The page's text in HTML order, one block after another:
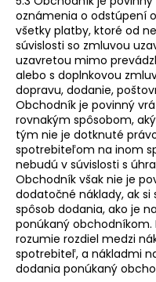
oznámenia o odstúpení
všetky platby, ktoré od
súvislosti so zmluvou
uzavretou mimo
alebo s doplnkovou
dopravu, dodanie,
Obchodník je povinný
rovnakým spôsobom,
tým nie je dotknuté
spotrebiteľom na inom
nebudú v súvislosti s
Obchodník však nie je
dodatočné náklady, ak
spôsob dodania, ako je
ponúkaný
rozumie rozdiel medzi
spotrebiteľ, a nákladmi
dodania ponúkaný